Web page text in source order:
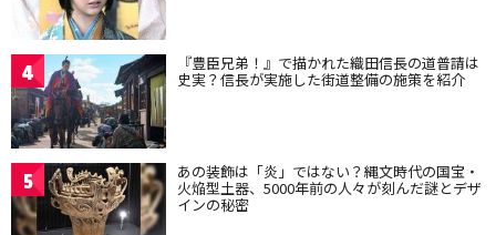
4 『豊臣兄弟！』で描かれた織田信長の道普請は
史実？信長が実施した街道整備の施策を紹介
5 あの装飾は「炎」ではない？縄文時代の国宝・
火焔型土器、5000年前の人々が刻んだ謎とデザ
インの秘密